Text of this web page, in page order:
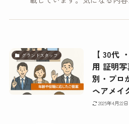
グランドスタッフ
【 30代
用 証明
別・プロ
ヘアメイ
2025年4月22日